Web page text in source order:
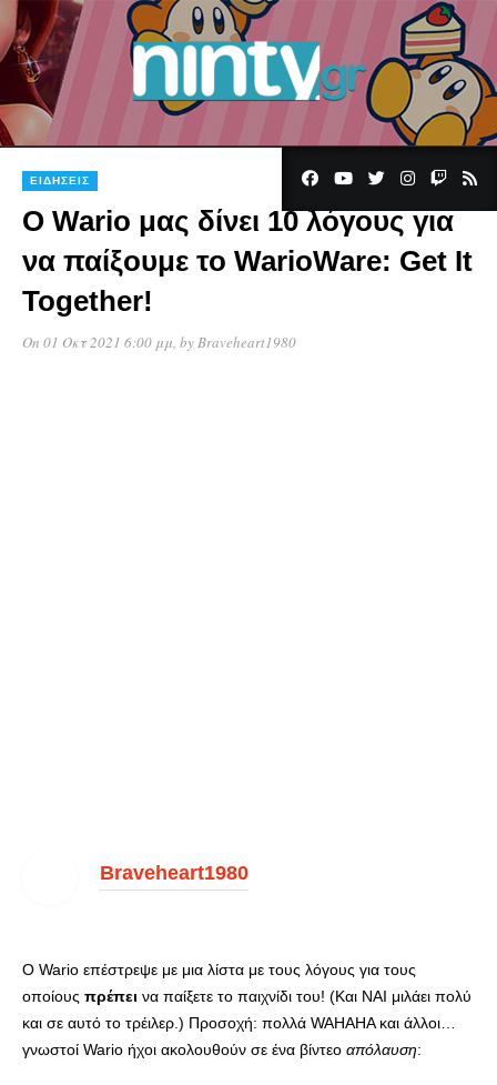
ΕΙΔΉΣΕΙΣ
Ο Wario μας δίνει 10 λόγους για
να παίξουμε το WarioWare: Get It
Together!
On 01 Οκτ 2021 6:00 μμ , by Braveheart1980
Braveheart1980
Ο Wario επέστρεψε με μια λίστα με τους λόγους για τους
οποίους πρέπει να παίξετε το παιχνίδι του! (Και ΝΑΙ μιλάει πολύ
και σε αυτό το τρέιλερ.) Προσοχή: πολλά WAHAHA και άλλοι…
γνωστοί Wario ήχοι ακολουθούν σε ένα βίντεο απόλαυση: